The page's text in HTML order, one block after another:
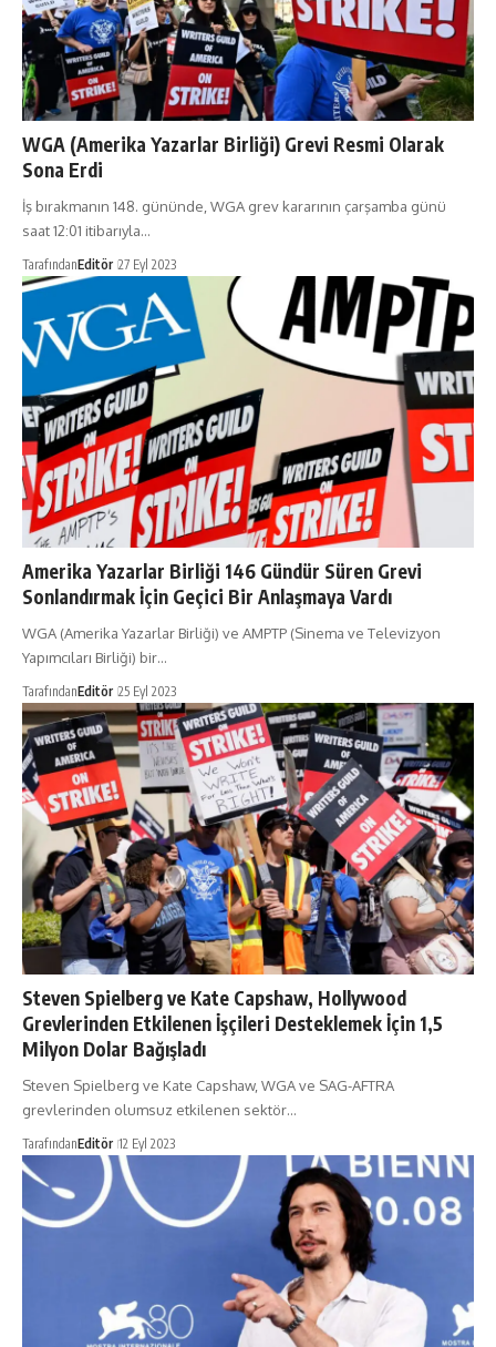
WGA (Amerika Yazarlar Birliği) Grevi Resmi Olarak
Sona Erdi
İş bırakmanın 148. gününde, WGA grev kararının çarşamba günü
saat 12:01 itibarıyla…
TarafındanEditör 27 Eyl 2023
Amerika Yazarlar Birliği 146 Gündür Süren Grevi
Sonlandırmak İçin Geçici Bir Anlaşmaya Vardı
WGA (Amerika Yazarlar Birliği) ve AMPTP (Sinema ve Televizyon
Yapımcıları Birliği) bir…
TarafındanEditör 25 Eyl 2023
Steven Spielberg ve Kate Capshaw, Hollywood
Grevlerinden Etkilenen İşçileri Desteklemek İçin 1,5
Milyon Dolar Bağışladı
Steven Spielberg ve Kate Capshaw, WGA ve SAG-AFTRA
grevlerinden olumsuz etkilenen sektör…
TarafındanEditör 12 Eyl 2023